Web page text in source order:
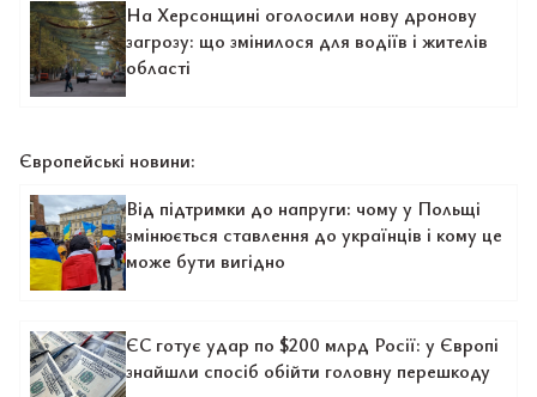
На Херсонщині оголосили нову дронову
загрозу: що змінилося для водіїв і жителів
області
Європейські новини:
Від підтримки до напруги: чому у Польщі
змінюється ставлення до українців і кому це
може бути вигідно
ЄС готує удар по $200 млрд Росії: у Європі
знайшли спосіб обійти головну перешкоду